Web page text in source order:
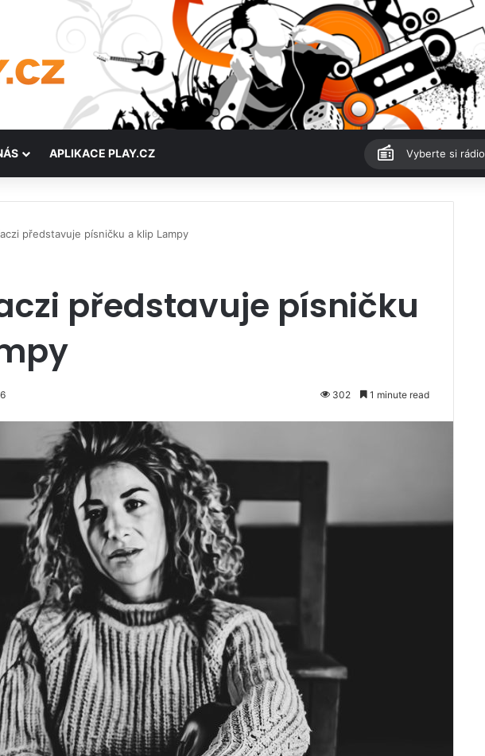
APLIKACE PLAY.CZ Vyberte si rádio
představuje písničku a klip Lampy
představuje písničku
302 1 minute read